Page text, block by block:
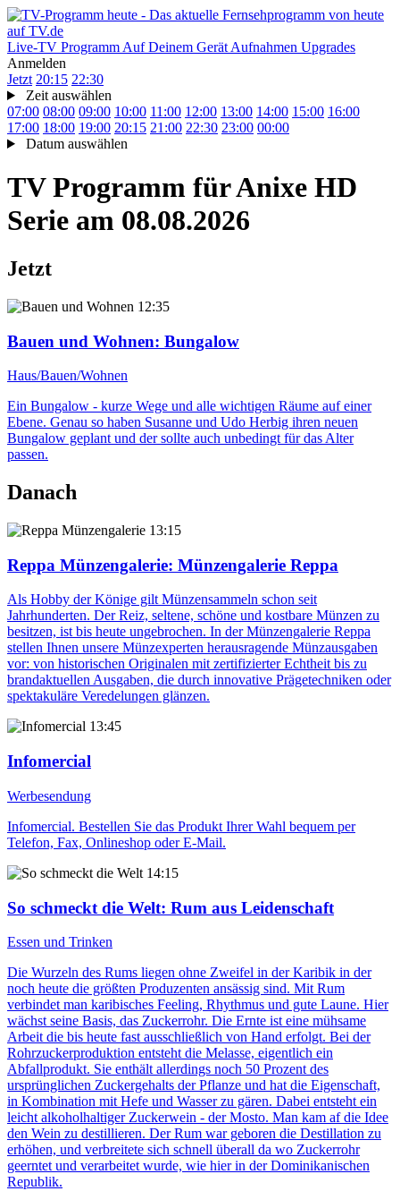
Live-TV Programm Auf Deinem Gerät Aufnahmen Upgrades
Anmelden
Jetzt 20:15 22:30
Zeit auswählen
07:00 08:00 09:00 10:00 11:00 12:00 13:00 14:00 15:00 16:00
17:00 18:00 19:00 20:15 21:00 22:30 23:00 00:00
Datum auswählen
TV Programm fürAnixe HD
Serie am 08.08.2026
Jetzt
12:35
Bauen und Wohnen: Bungalow
Haus/Bauen/Wohnen
Ein Bungalow - kurze Wege und alle wichtigen Räume auf einer
Ebene. Genau so haben Susanne und Udo Herbig ihren neuen
Bungalow geplant und der sollte auch unbedingt für das Alter
passen.
Danach
13:15
Reppa Münzengalerie: Münzengalerie Reppa
Als Hobby der Könige gilt Münzensammeln schon seit
Jahrhunderten. Der Reiz, seltene, schöne und kostbare Münzen zu
besitzen, ist bis heute ungebrochen. In der Münzengalerie Reppa
stellen Ihnen unsere Münzexperten herausragende Münzausgaben
vor: von historischen Originalen mit zertifizierter Echtheit bis zu
brandaktuellen Ausgaben, die durch innovative Prägetechniken oder
spektakuläre Veredelungen glänzen.
13:45
Infomercial
Werbesendung
Infomercial. Bestellen Sie das Produkt Ihrer Wahl bequem per
Telefon, Fax, Onlineshop oder E-Mail.
14:15
So schmeckt die Welt: Rum aus Leidenschaft
Essen und Trinken
Die Wurzeln des Rums liegen ohne Zweifel in der Karibik in der
noch heute die größten Produzenten ansässig sind. Mit Rum
verbindet man karibisches Feeling, Rhythmus und gute Laune. Hier
wächst seine Basis, das Zuckerrohr. Die Ernte ist eine mühsame
Arbeit die bis heute fast ausschließlich von Hand erfolgt. Bei der
Rohrzuckerproduktion entsteht die Melasse, eigentlich ein
Abfallprodukt. Sie enthält allerdings noch 50 Prozent des
ursprünglichen Zuckergehalts der Pflanze und hat die Eigenschaft,
in Kombination mit Hefe und Wasser zu gären. Dabei entsteht ein
leicht alkoholhaltiger Zuckerwein - der Mosto. Man kam af die Idee
den Wein zu destillieren. Der Rum war geboren die Destillation zu
erhöhen, und verbreitete sich schnell überall da wo Zuckerrohr
geerntet und verarbeitet wurde, wie hier in der Dominikanischen
Republik.